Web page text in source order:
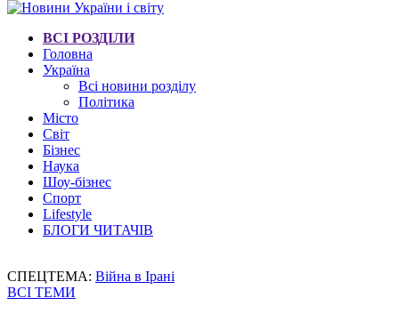
ВСІ РОЗДІЛИ
Головна
Україна
Всі новини розділу
Політика
Місто
Світ
Бізнес
Наука
Шоу-бізнес
Спорт
Lifestyle
БЛОГИ ЧИТАЧІВ
СПЕЦТЕМА: Війна в Ірані
ВСІ ТЕМИ